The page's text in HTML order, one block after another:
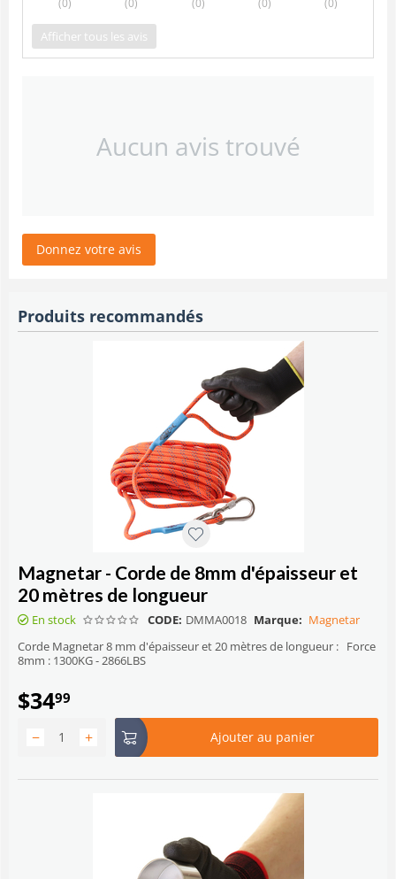
Afficher tous les avis
Aucun avis trouvé
Donnez votre avis
Produits recommandés
Magnetar - Corde de 8mm d'épaisseur et
20 mètres de longueur
En stock CODE: DMMA0018 Marque: Magnetar
Corde Magnetar 8 mm d'épaisseur et 20 mètres de longueur : Force
8mm : 1300KG - 2866LBS
$3499
+
− Ajouter au panier